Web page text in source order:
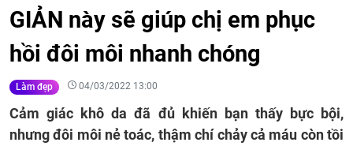
GIẢN này sẽ giúp chị em phục
hồi đôi môi nhanh chóng
Làm đẹp 04/03/2022 13:00
Cảm giác khô da đã đủ khiến bạn thấy bực bội,
nhưng đôi môi nẻ toác, thậm chí chảy cả máu còn tồi